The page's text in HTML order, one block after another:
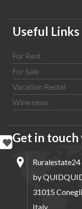
Useful Links
For Rent
For Sale
Vacation Rental
Wine news
Get in touch
Ruralestate24
by
31015
Italy